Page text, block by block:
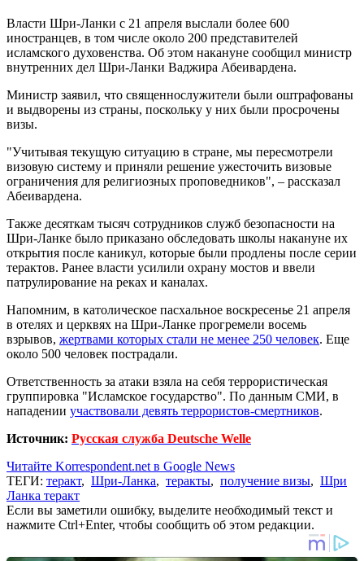
Власти Шри-Ланки с 21 апреля выслали более 600
иностранцев, в том числе около 200 представителей
исламского духовенства. Об этом накануне сообщил министр
внутренних дел Шри-Ланки Ваджира Абеивардена.
Министр заявил, что священнослужители были оштрафованы
и выдворены из страны, поскольку у них были просрочены
визы.
"Учитывая текущую ситуацию в стране, мы пересмотрели
визовую систему и приняли решение ужесточить визовые
ограничения для религиозных проповедников", – рассказал
Абеивардена.
Также десяткам тысяч сотрудников служб безопасности на
Шри-Ланке было приказано обследовать школы накануне их
открытия после каникул, которые были продлены после серии
терактов. Ранее власти усилили охрану мостов и ввели
патрулирование на реках и каналах.
Напомним, в католическое пасхальное воскресенье 21 апреля
в отелях и церквях на Шри-Ланке прогремели восемь
взрывов, жертвами которых стали не менее 250 человек. Еще
около 500 человек пострадали.
Ответственность за атаки взяла на себя террористическая
группировка "Исламское государство". По данным СМИ, в
нападении участвовали девять террористов-смертников.
Источник: Русская служба Deutsche Welle
Читайте Korrespondent.net в Google News
ТЕГИ: теракт, Шри-Ланка, теракты, получение визы, Шри
Ланка теракт
Если вы заметили ошибку, выделите необходимый текст и
нажмите Ctrl+Enter, чтобы сообщить об этом редакции.